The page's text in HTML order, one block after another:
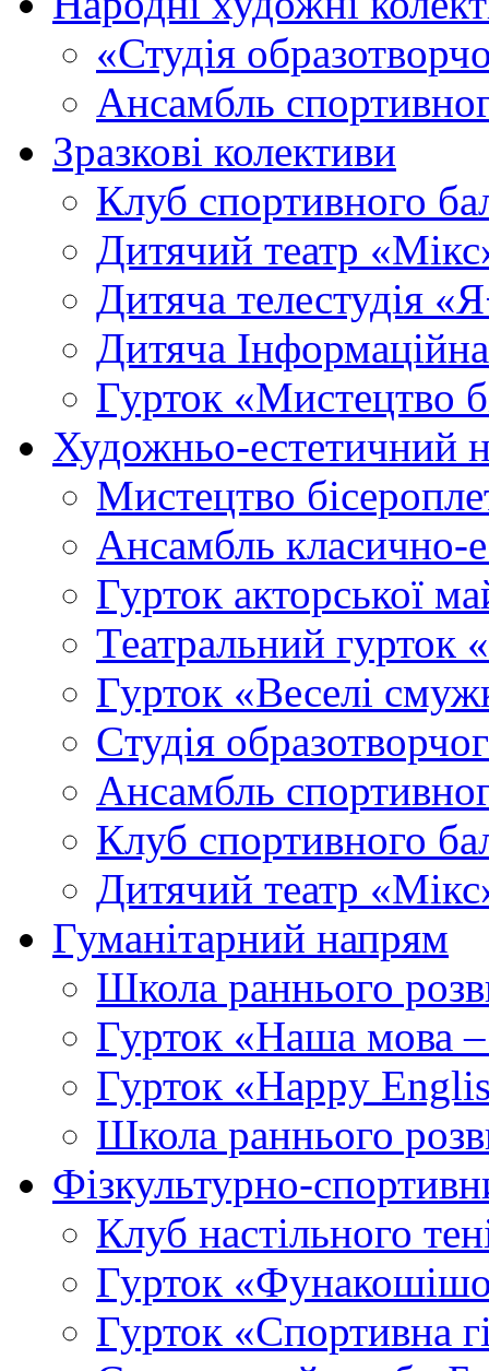
«Студія
Ансамбль
Зразкові колективи
Клуб спортивного
Дитячий театр
Дитяча телестудія
Дитяча
Гурток «Мистецтво
Художньо-естетичний
Мистецтво
Ансамбль класично-
Гурток акторської
Театральний гурток
Гурток «Веселі
Cтудія
Ансамбль
Клуб спортивного
Дитячий театр
Гуманітарний напрям
Школа раннього
Гурток «Наша мова
Гурток «Happy
Школа раннього
Фізкультурно-
Клуб настільного
Гурток
Гурток «Спортивна